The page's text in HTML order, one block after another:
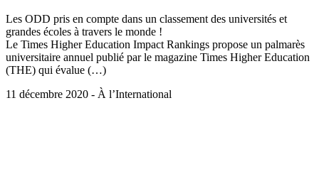
Les ODD pris en compte dans un classement des universités et
grandes écoles à travers le monde !
Le Times Higher Education Impact Rankings propose un palmarès
universitaire annuel publié par le magazine Times Higher Education
(THE) qui évalue (…)
11 décembre 2020 - À l’International